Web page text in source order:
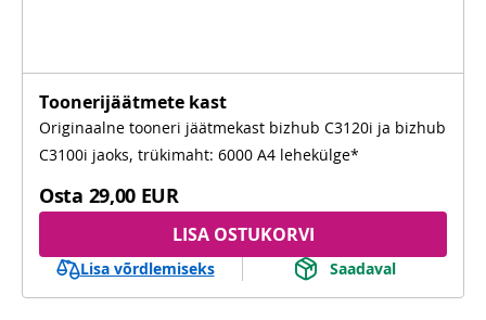
Toonerijäätmete kast
Originaalne tooneri jäätmekast bizhub C3120i ja bizhub
C3100i jaoks, trükimaht: 6000 A4 lehekülge*
Osta 29,00 EUR
LISA OSTUKORVI
Lisa võrdlemiseks Saadaval